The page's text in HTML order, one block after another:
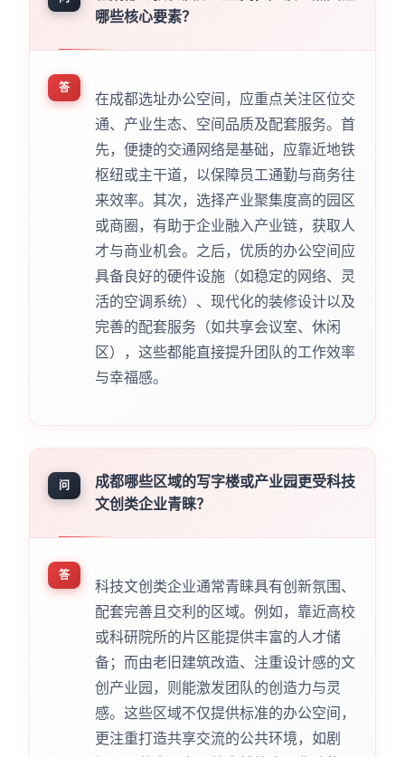
哪些核心要素？
答
在成都选址办公空间，应重点关注区位交
通、产业生态、空间品质及配套服务。首
先，便捷的交通网络是基础，应靠近地铁
枢纽或主干道，以保障员工通勤与商务往
来效率。其次，选择产业聚集度高的园区
或商圈，有助于企业融入产业链，获取人
才与商业机会。之后，优质的办公空间应
具备良好的硬件设施（如稳定的网络、灵
活的空调系统）、现代化的装修设计以及
完善的配套服务（如共享会议室、休闲
区），这些都能直接提升团队的工作效率
与幸福感。
问
成都哪些区域的写字楼或产业园更受科技
文创类企业青睐？
答
科技文创类企业通常青睐具有创新氛围、
配套完善且交利的区域。例如，靠近高校
或科研院所的片区能提供丰富的人才储
备；而由老旧建筑改造、注重设计感的文
创产业园，则能激发团队的创造力与灵
感。这些区域不仅提供标准的办公空间，
更注重打造共享交流的公共环境，如剧